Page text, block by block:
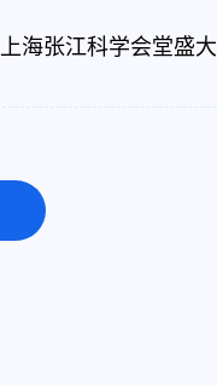
海张江科学会堂盛